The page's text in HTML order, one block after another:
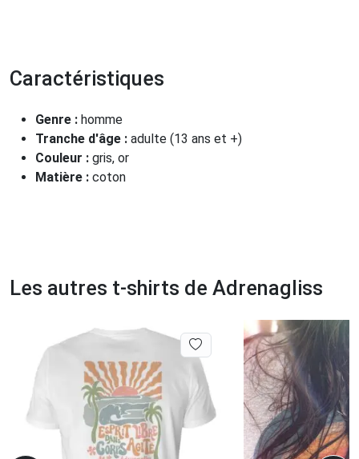
Caractéristiques
Genre : homme
Tranche d'âge : adulte (13 ans et +)
Couleur : gris, or
Matière : coton
Les autres t-shirts de Adrenagliss